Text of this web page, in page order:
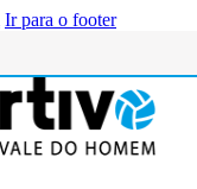
Ir para o footer